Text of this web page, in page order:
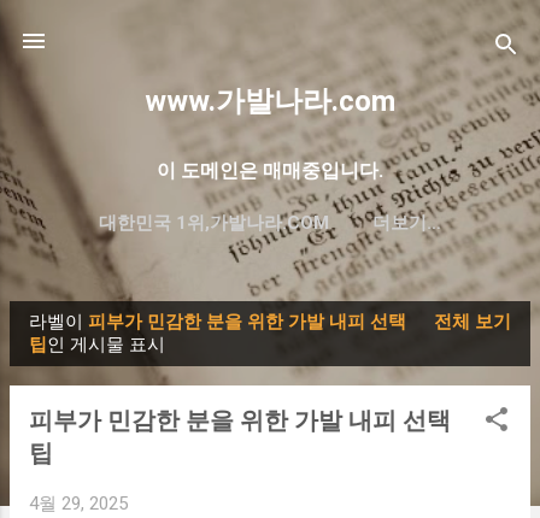
www.가발나라.com
이 도메인은 매매중입니다.
대한민국 1위,가발나라.COM 더보기…
프리미엄 한글 도메인 대방출
글
라벨이 피부가 민감한 분을 위한 가발 내피 선택
팁인 게시물 표시
전체 보기
피부가 민감한 분을 위한 가발 내피 선택
팁
4월 29, 2025